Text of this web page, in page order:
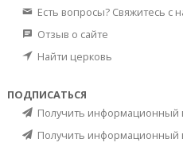
Есть вопросы? Свяжитесь с
Отзыв о сайте
Найти церковь
ПОДПИСАТЬСЯ
Получить информационный
Получить информационный